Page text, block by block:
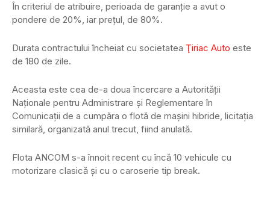
În criteriul de atribuire, perioada de garanţie a avut o
pondere de 20%, iar preţul, de 80%.
Durata contractului încheiat cu societatea Ţiriac Auto este
de 180 de zile.
Aceasta este cea de-a doua încercare a Autorităţii
Naţionale pentru Administrare şi Reglementare în
Comunicaţii de a cumpăra o flotă de maşini hibride, licitaţia
similară, organizată anul trecut, fiind anulată.
Flota ANCOM s-a înnoit recent cu încă 10 vehicule cu
motorizare clasică şi cu o caroserie tip break.